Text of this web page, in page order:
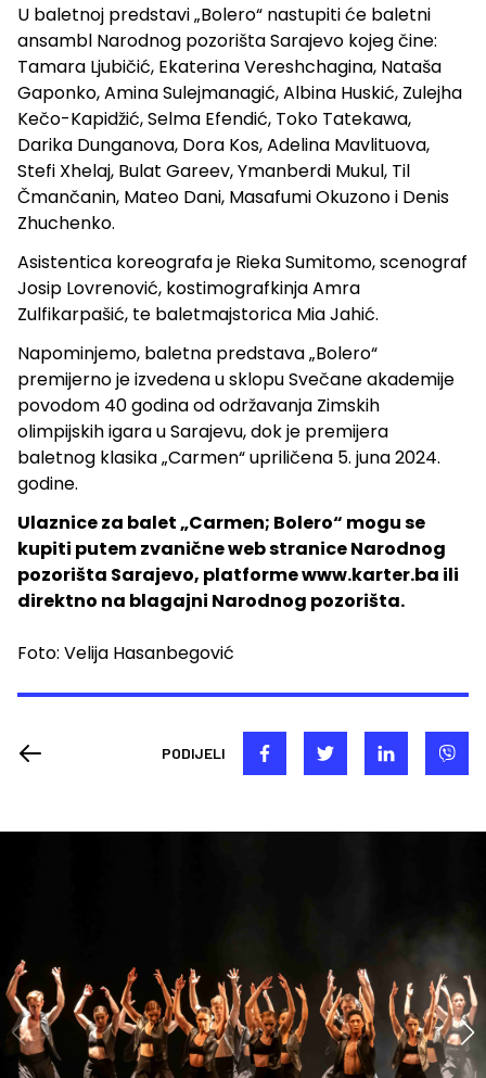
U baletnoj predstavi „Bolero“ nastupiti će baletni
ansambl Narodnog pozorišta Sarajevo kojeg čine:
Tamara Ljubičić, Ekaterina Vereshchagina, Nataša
Gaponko, Amina Sulejmanagić, Albina Huskić, Zulejha
Kečo-Kapidžić, Selma Efendić, Toko Tatekawa,
Darika Dunganova, Dora Kos, Adelina Mavlituova,
Stefi Xhelaj, Bulat Gareev, Ymanberdi Mukul, Til
Čmančanin, Mateo Dani, Masafumi Okuzono i Denis
Zhuchenko.
Asistentica koreografa je Rieka Sumitomo, scenograf
Josip Lovrenović, kostimografkinja Amra
Zulfikarpašić, te baletmajstorica Mia Jahić.
Napominjemo, baletna predstava „Bolero“
premijerno je izvedena u sklopu Svečane akademije
povodom 40 godina od održavanja Zimskih
olimpijskih igara u Sarajevu, dok je premijera
baletnog klasika „Carmen“ upriličena 5. juna 2024.
godine.
Ulaznice za balet „Carmen; Bolero“ mogu se
kupiti putem zvanične web stranice Narodnog
pozorišta Sarajevo, platforme www.karter.ba ili
direktno na blagajni Narodnog pozorišta.
Foto: Velija Hasanbegović
PODIJELI